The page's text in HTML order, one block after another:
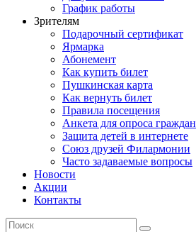
График работы
Зрителям
Подарочный сертификат
Ярмарка
Абонемент
Как купить билет
Пушкинская карта
Как вернуть билет
Правила посещения
Анкета для опроса граждан
Защита детей в интернете
Союз друзей Филармонии
Часто задаваемые вопросы
Новости
Акции
Контакты